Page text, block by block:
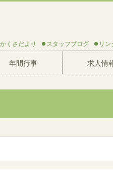
リン
スタッフブログ
くさだより
年間行事 求人情